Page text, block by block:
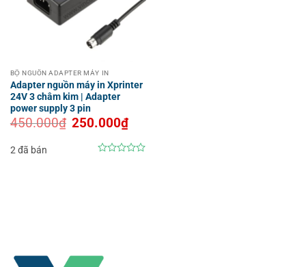
BỘ NGUỒN ADAPTER MÁY IN
Adapter nguồn máy in Xprinter
24V 3 châm kim | Adapter
power supply 3 pin
450.000₫ Giá
gốc
450.000₫.
250.000₫Giá
là:
2 đã bán